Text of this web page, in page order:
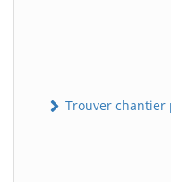
Trouver